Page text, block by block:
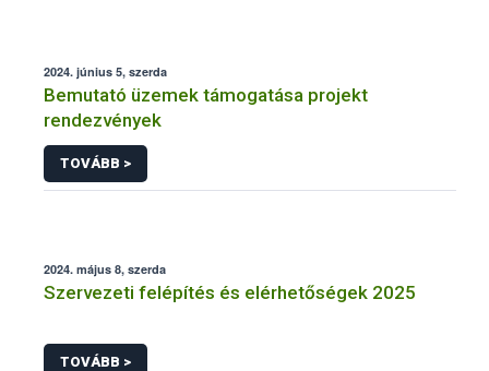
2024. június 5, szerda
Bemutató üzemek támogatása projekt
rendezvények
TOVÁBB >
2024. május 8, szerda
Szervezeti felépítés és elérhetőségek 2025
TOVÁBB >